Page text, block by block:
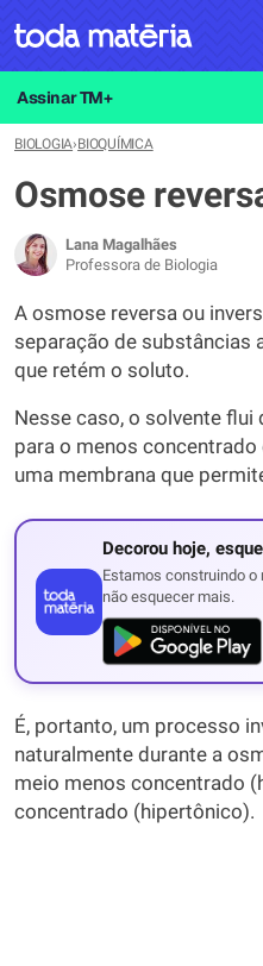
Assinar TM+
BIOLOGIA›BIOQUÍMICA
Osmose
Lana Magalhães
Professora de Biologia
A osmose reversa ou
separação de substâncias
que retém o soluto.
Nesse caso, o solvente
para o menos
uma membrana que
Decorou hoje,
Estamos construindo o
não esquecer mais.
É, portanto, um processo
naturalmente durante a
meio menos concentrado
concentrado (hipertônico).